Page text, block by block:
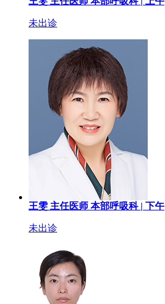
未出诊
王雯 主任医师 本部呼吸科 | 下午
未出诊